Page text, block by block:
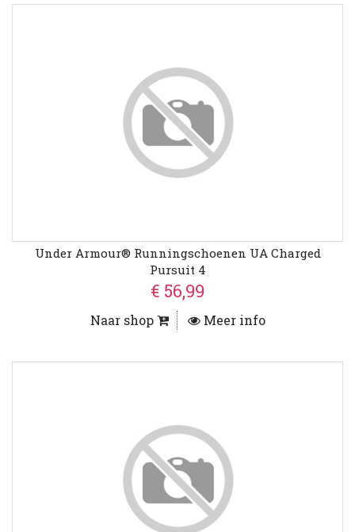
Under Armour® Runningschoenen UA Charged
Pursuit 4
€ 56,99
Naar shop Meer info